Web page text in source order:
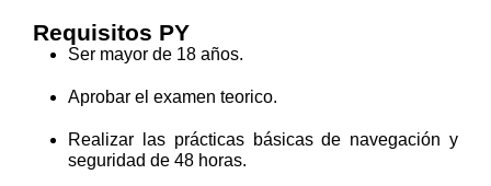
Requisitos PY
Ser mayor de 18 años.
Aprobar el examen teorico.
Realizar las prácticas básicas de navegación y
seguridad de 48 horas.